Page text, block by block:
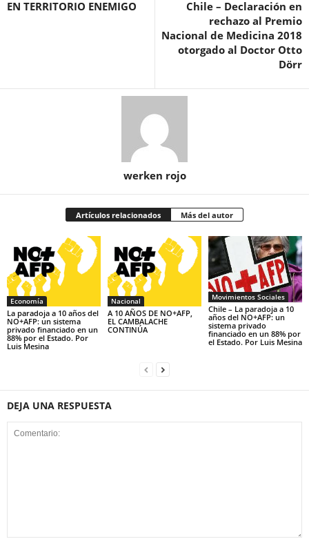
EN TERRITORIO ENEMIGO
Chile – Declaración en
rechazo al Premio
Nacional de Medicina 2018
otorgado al Doctor Otto
Dörr
werken rojo
Artículos relacionados Más del autor
Economía
La paradoja a 10 años del
NO+AFP: un sistema
privado financiado en un
88% por el Estado. Por
Luis Mesina
Nacional
A 10 AÑOS DE NO+AFP,
EL CAMBALACHE
CONTINÚA
Movimientos Sociales
Chile – La paradoja a 10
años del NO+AFP: un
sistema privado
financiado en un 88% por
el Estado. Por Luis Mesina
DEJA UNA RESPUESTA